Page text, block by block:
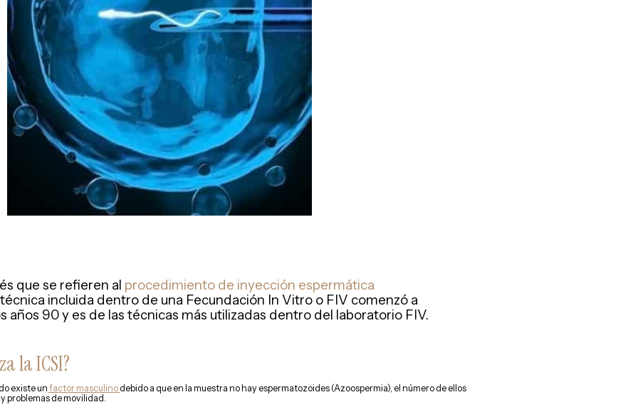
que se refieren al procedimiento de inyección espermática
incluida dentro de una Fecundación In Vitro o FIV comenzó a
años 90 y es de las técnicas más utilizadas dentro del laboratorio FIV.
la ICSI?
existe un factor masculino debido a que en la muestra no hay espermatozoides (Azoospermia), el número de ellos
problemas de movilidad.